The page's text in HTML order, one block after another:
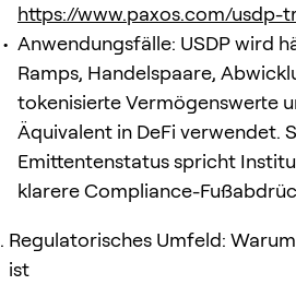
https://www.paxos.com/usdp-
Anwendungsfälle: USDP wird
Ramps, Handelspaare,
tokenisierte Vermögenswerte
Äquivalent in DeFi verwendet.
Emittentenstatus spricht
klarere Compliance-
Regulatorisches Umfeld:
ist